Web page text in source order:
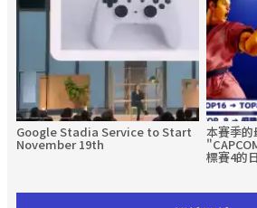
Google Stadia Service to Start
November 19th
本賽季的
標賽4的